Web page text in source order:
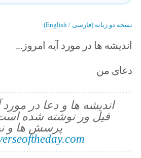
نسخه دو زبانه (فارسی / English)
اندیشه ها در مورد آیه امروز...
دعای من
اندیشه ها و دعا در مورد
فیل ور نوشته شده
پرسش ها و